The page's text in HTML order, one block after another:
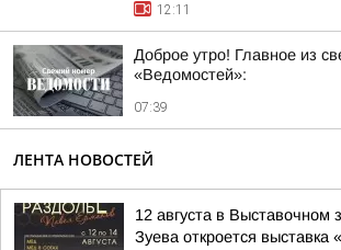
12:11
Доброе утро! Главное из
«Ведомостей»:
07:39
ЛЕНТА НОВОСТЕЙ
12 августа в Выставочном
Зуева откроется выставка